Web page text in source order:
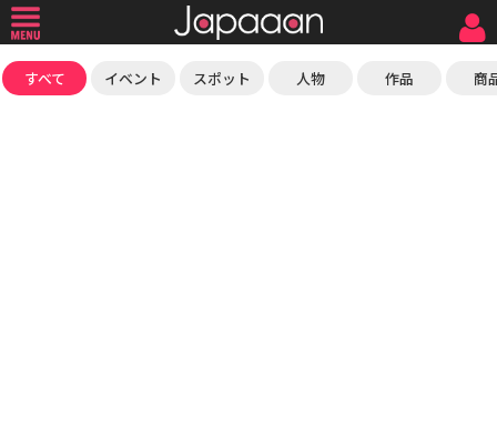
すべて イベント スポット 人物 作品 商